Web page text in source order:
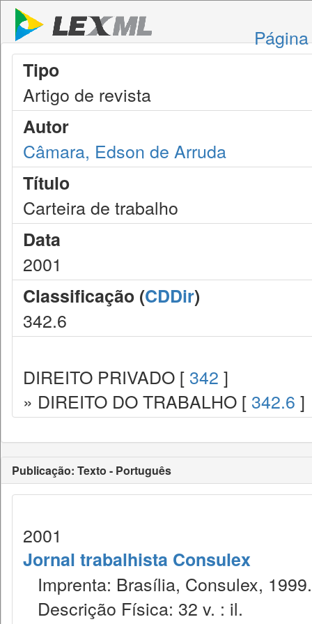
Tipo
Artigo de revista
Autor
Câmara, Edson de Arruda
Título
Carteira de trabalho
Data
2001
Classificação (CDDir)
342.6
DIREITO PRIVADO [ 342 ]
» DIREITO DO TRABALHO [ 342.6 ]
Publicação: Texto - Português
2001
Jornal trabalhista Consulex
Imprenta: Brasília, Consulex, 1999.
Descrição Física: 32 v. : il.